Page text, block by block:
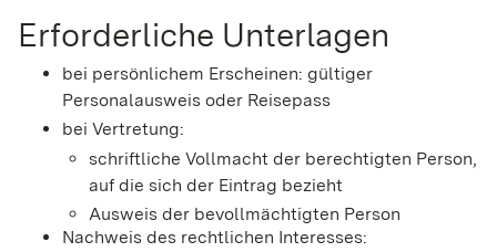
Erforderliche Unterlagen
bei persönlichem Erscheinen: gültiger
Personalausweis oder Reisepass
bei Vertretung:
schriftliche Vollmacht der berechtigten Person,
auf die sich der Eintrag bezieht
Ausweis der bevollmächtigten Person
Nachweis des rechtlichen Interesses: